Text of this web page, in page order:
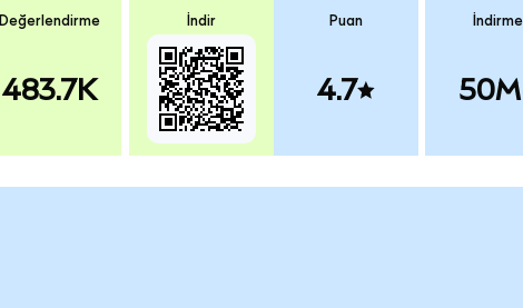
Değerlendirme
483.7K
İndir Puan
4.7
İndirme